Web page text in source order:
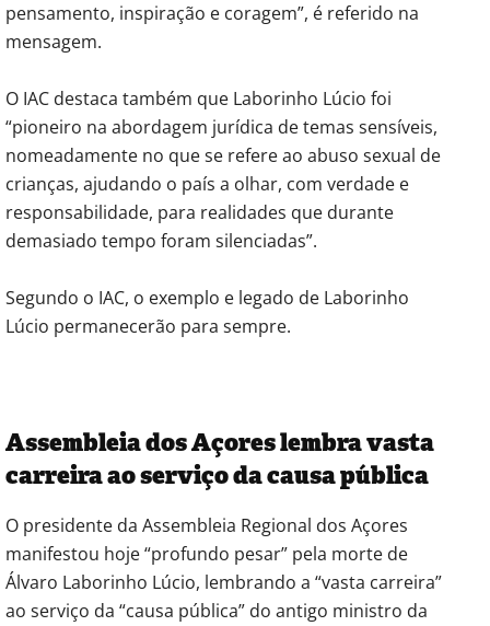
pensamento, inspiração e coragem”, é referido na
mensagem.
O IAC destaca também que Laborinho Lúcio foi
“pioneiro na abordagem jurídica de temas sensíveis,
nomeadamente no que se refere ao abuso sexual de
crianças, ajudando o país a olhar, com verdade e
responsabilidade, para realidades que durante
demasiado tempo foram silenciadas”.
Segundo o IAC, o exemplo e legado de Laborinho
Lúcio permanecerão para sempre.
Assembleia dos Açores lembra vasta
carreira ao serviço da causa pública
O presidente da Assembleia Regional dos Açores
manifestou hoje “profundo pesar” pela morte de
Álvaro Laborinho Lúcio, lembrando a “vasta carreira”
ao serviço da “causa pública” do antigo ministro da